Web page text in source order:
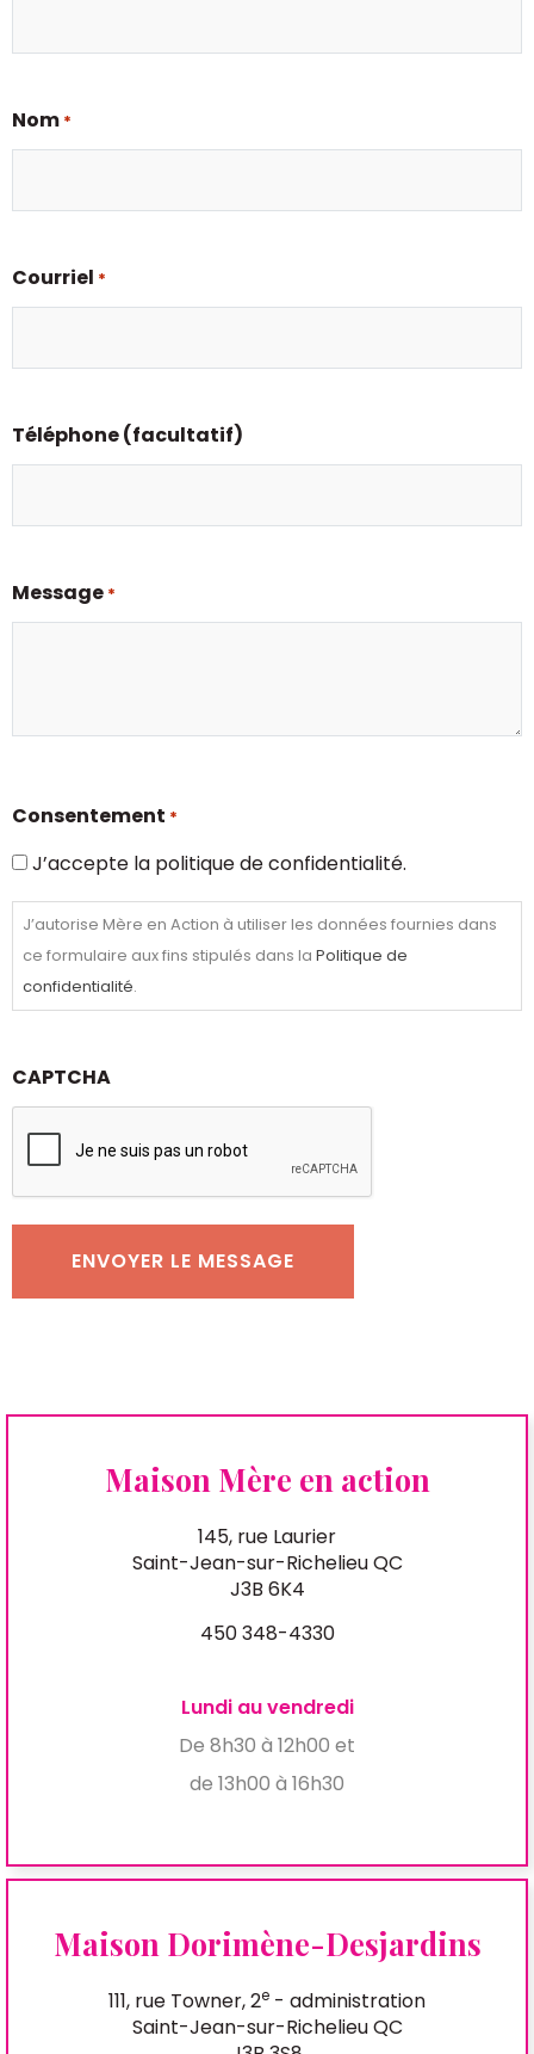
Nom *
Courriel *
Téléphone (facultatif)
Message *
Consentement *
J’accepte la politique de confidentialité.
J’autorise Mère en Action à utiliser les données fournies dans
ce formulaire aux fins stipulés dans la Politique de
confidentialité.
CAPTCHA
Maison Mère en action
145, rue Laurier
Saint-Jean-sur-Richelieu QC
J3B 6K4
450 348-4330
Lundi au vendredi
De 8h30 à 12h00 et
de 13h00 à 16h30
Maison Dorimène-Desjardins
111, rue Towner, 2e - administration
Saint-Jean-sur-Richelieu QC